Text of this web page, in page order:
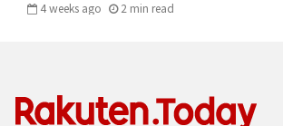
い合わせを受けたり、お客様が事故や病気
んでご協力を得ながらAI活用を推進してい
4 weeks ago 2 min read